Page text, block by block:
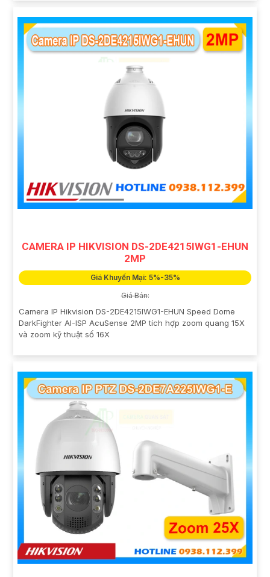
CAMERA IP HIKVISION DS-2DE4215IWG1-EHUN
2MP
Giá Khuyến Mại: 5%-35%
Giá Bán:
Camera IP Hikvision DS-2DE4215IWG1-EHUN Speed Dome
DarkFighter AI-ISP AcuSense 2MP tích hợp zoom quang 15X
và zoom kỹ thuật số 16X